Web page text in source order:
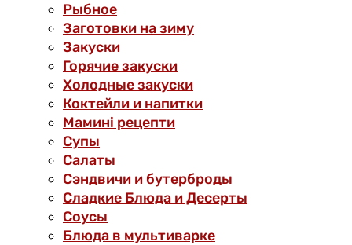
Рыбное
Заготовки на зиму
Закуски
Горячие закуски
Холодные закуски
Коктейли и напитки
Мамині рецепти
Супы
Салаты
Сэндвичи и бутерброды
Сладкие Блюда и Десерты
Соусы
Блюда в мультиварке